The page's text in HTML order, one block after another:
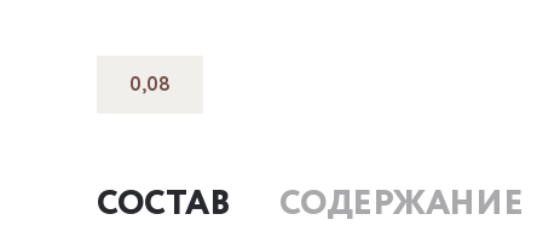
0,08
СОСТАВ СОДЕРЖАНИЕ